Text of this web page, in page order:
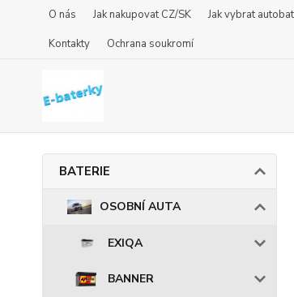
O nás Jak nakupovat CZ/SK Jak vybrat
Kontakty
Ochrana soukromí
BATERIE
OSOBNÍ AUTA
EXIQA
BANNER